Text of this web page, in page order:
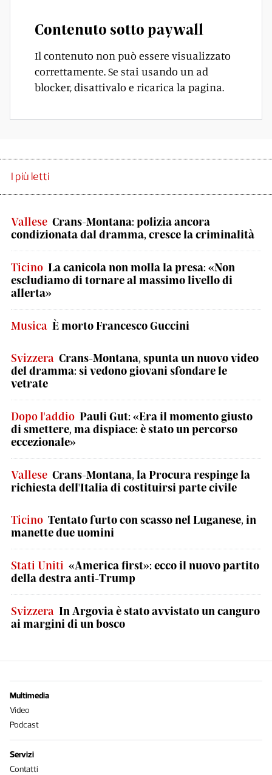
Contenuto sotto paywall
Il contenuto non può essere visualizzato
correttamente. Se stai usando un ad
blocker, disattivalo e ricarica la pagina.
I più letti
Vallese Crans-Montana: polizia ancora
condizionata dal dramma, cresce la criminalità
Ticino La canicola non molla la presa: «Non
escludiamo di tornare al massimo livello di
allerta»
Musica È morto Francesco Guccini
Svizzera Crans-Montana, spunta un nuovo video
del dramma: si vedono giovani sfondare le
vetrate
Dopo l'addio Pauli Gut: «Era il momento giusto
di smettere, ma dispiace: è stato un percorso
eccezionale»
Vallese Crans-Montana, la Procura respinge la
richiesta dell'Italia di costituirsi parte civile
Ticino Tentato furto con scasso nel Luganese, in
manette due uomini
Stati Uniti «America first»: ecco il nuovo partito
della destra anti-Trump
Svizzera In Argovia è stato avvistato un canguro
ai margini di un bosco
Multimedia
Video
Podcast
Servizi
Contatti